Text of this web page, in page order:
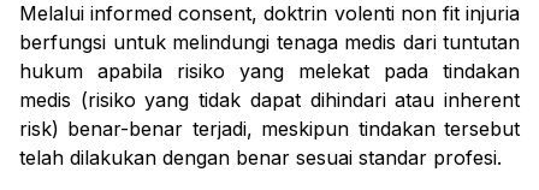
Melaluiinformed consent, doktrin volenti non fit injuria
berfungsi untuk melindungi tenaga medis dari tuntutan
hukum apabila risiko yang melekat pada tindakan
medis (risiko yang tidak dapat dihindari atau inherent
risk) benar-benar terjadi, meskipun tindakan tersebut
telah dilakukan dengan benar sesuai standar profesi.